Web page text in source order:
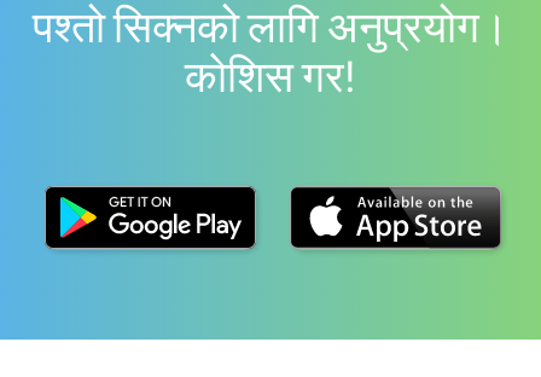
पश्तो सिक्नको लागि अनुप्रयोग।
काेशिस गर!